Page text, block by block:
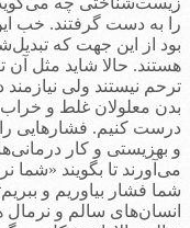
را به دست گرفتند. خب
بود از این جهت که
هستند. حالا شاید مثل
ترحم نیستند ولی
بدن معلولان غلط و
درست کنیم. فشارهایی
و بهزیستی و کار
می‌آورند تا بگویند «شما
شما فشار بیاوریم و
انسان‌های سالم و نرمال